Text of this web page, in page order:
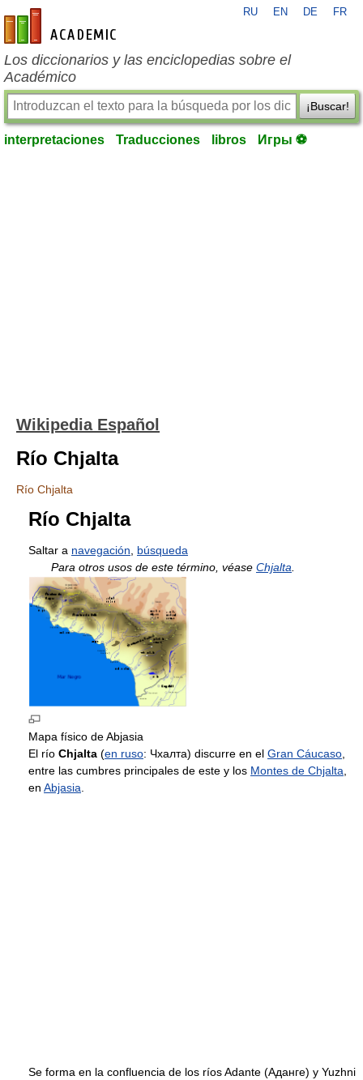
es-academic.com
RU EN DE FR
Los diccionarios y las enciclopedias sobre el
Académico
¡Buscar!
interpretaciones Traducciones libros Игры ⚽
Wikipedia Español
Río Chjalta
Río Chjalta
Río Chjalta
Saltar a navegación
búsqueda
Para otros usos de este término, véase Chjalta
Mapa físico de Abjasia
El río Chjalta (en ruso: Чхалта) discurre en el Gran Cáucaso,
entre las cumbres principales de este y los Montes de Chjalta,
en Abjasia.
Se forma en la confluencia de los ríos Adante (Аданге) y Yuzhni